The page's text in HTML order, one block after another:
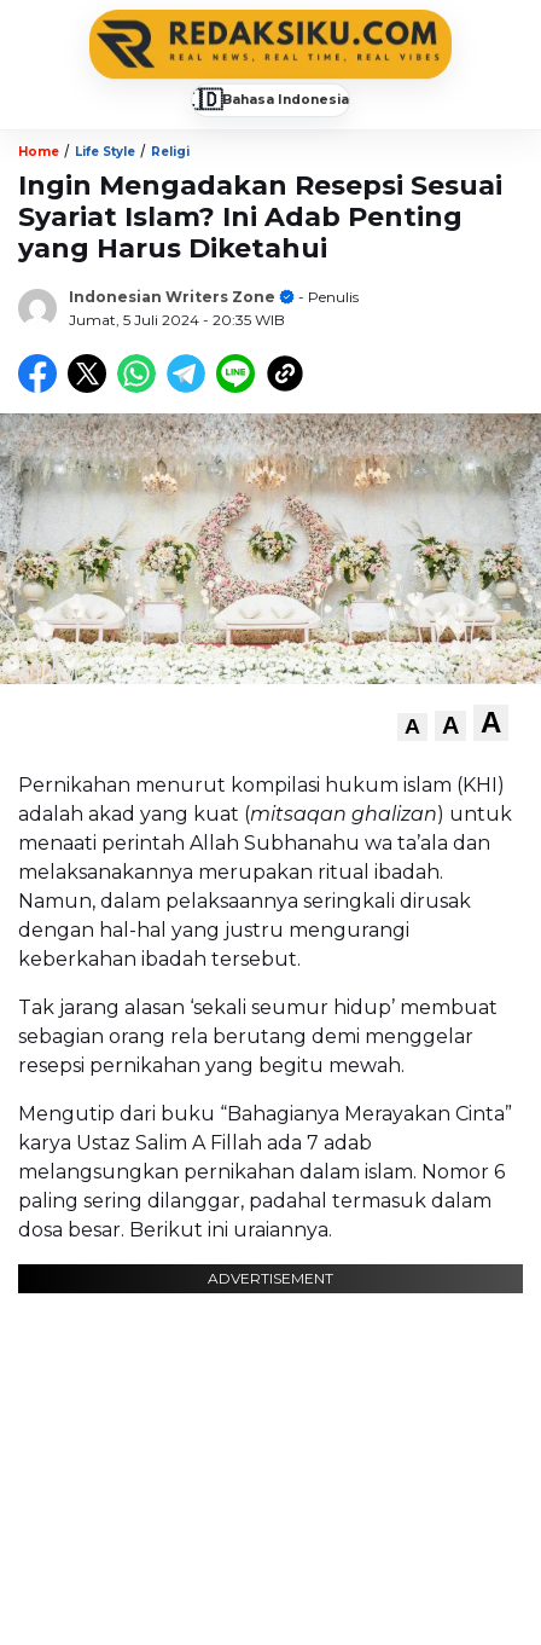
🇮🇩Bahasa Indonesia
Home / Life Style / Religi
Ingin Mengadakan Resepsi Sesuai
Syariat Islam? Ini Adab Penting
yang Harus Diketahui
Indonesian Writers Zone
- Penulis
Jumat, 5 Juli 2024 - 20:35 WIB
A A A
Pernikahan menurut kompilasi hukum islam (KHI)
adalah akad yang kuat (mitsaqan ghalizan) untuk
menaati perintah Allah Subhanahu wa ta’ala dan
melaksanakannya merupakan ritual ibadah.
Namun, dalam pelaksaannya seringkali dirusak
dengan hal-hal yang justru mengurangi
keberkahan ibadah tersebut.
Tak jarang alasan ‘sekali seumur hidup’ membuat
sebagian orang rela berutang demi menggelar
resepsi pernikahan yang begitu mewah.
Mengutip dari buku “Bahagianya Merayakan Cinta”
karya Ustaz Salim A Fillah ada 7 adab
melangsungkan pernikahan dalam islam. Nomor 6
paling sering dilanggar, padahal termasuk dalam
dosa besar. Berikut ini uraiannya.
ADVERTISEMENT